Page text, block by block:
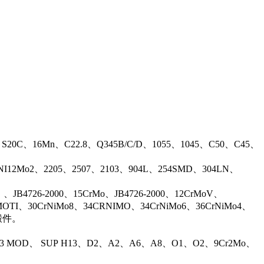
、16Mn、C22.8、Q345B/C/D、1055、1045、C50、C45、
、2205、2507、2103、904L、254SMD、304LN、
2000、15CrMo、JB4726-2000、12CrMoV、
、30CrNiMo8、34CRNIMO、34CrNiMo6、36CrNiMo4、
。
、 SUP H13、D2、A2、A6、A8、O1、O2、9Cr2Mo、